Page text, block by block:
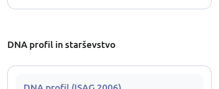
DNA profil in starševstvo